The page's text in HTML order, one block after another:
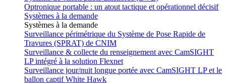
Optronique portable : un atout tactique et opérationnel décisif
Systèmes à la demande
Systèmes à la demande
Surveillance périmétrique du Système de Pose Rapide de
Travures (SPRAT) de CNIM
Surveillance & collecte du renseignement avec CamSIGHT
LP intégré à la solution Flexnet
Surveillance jour/nuit longue portée avec CamSIGHT LP et le
ballon captif White Hawk